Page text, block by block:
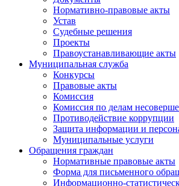
Нормативно-правовые акты
Устав
Судебные решения
Проекты
Правоустанавливающие акты
Муниципальная служба
Конкурсы
Правовые акты
Комиссия
Комиссия по делам
Противодействие коррупции
Защита информации и
Муниципальные услуги
Обращения граждан
Нормативные правовые акты
Форма для письменного
Информационно-